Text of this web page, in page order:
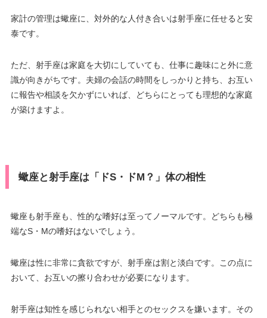
家計の管理は蠍座に、対外的な人付き合いは射手座に任せると安
泰です。
ただ、射手座は家庭を大切にしていても、仕事に趣味にと外に意
識が向きがちです。夫婦の会話の時間をしっかりと持ち、お互い
に報告や相談を欠かずにいれば、どちらにとっても理想的な家庭
が築けますよ。
蠍座と射手座は「ドS・ドM？」体の相性
蠍座も射手座も、性的な嗜好は至ってノーマルです。どちらも極
端なS・Mの嗜好はないでしょう。
蠍座は性に非常に貪欲ですが、射手座は割と淡白です。この点に
おいて、お互いの擦り合わせが必要になります。
射手座は知性を感じられない相手とのセックスを嫌います。その